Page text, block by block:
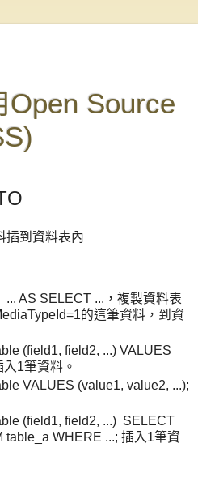
Open Source
插到資料表內
AS SELECT ...，複製資料表
的這筆資料，到資
(field1, field2, ...) VALUES
1筆資料。
VALUES (value1, value2, ...);
(field1, field2, ...) SELECT
table_a WHERE ...; 插入1筆資